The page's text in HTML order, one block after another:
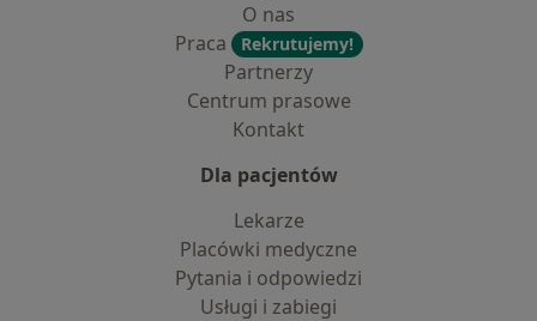
O nas
Praca
Rekrutujemy!
Partnerzy
Centrum prasowe
Kontakt
Dla pacjentów
Lekarze
Placówki medyczne
Pytania i odpowiedzi
Usługi i zabiegi